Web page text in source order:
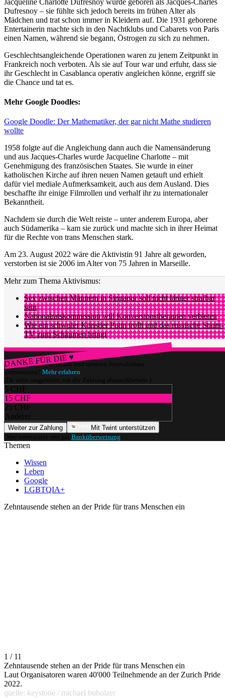
Dufresnoy – sie fühlte sich jedoch bereits im frühen Alter als
Mädchen und trat schon immer in Kleidern auf. Die 1931 geborene
Entertainerin machte sich in den Nachtklubs und Cabarets von Paris
einen Namen, während sie begann, Östrogen zu sich zu nehmen.
Geschlechtsangleichende Operationen waren zu jenem Zeitpunkt in
Frankreich noch verboten. Als sie auf Tour war und erfuhr, dass sie
ihr Geschlecht in Casablanca operativ angleichen könne, ergriff sie
die Chance und tat es.
Mehr Google Doodles:
Google Doodle: Der Mathematiker, der gar nicht Mathe studieren
wollte
1958 folgte auf die Angleichung dann auch die Namensänderung
und aus Jacques-Charles wurde Jacqueline Charlotte – mit
Genehmigung des französischen Staates. Sie wurde in einer
katholischen Kirche auf ihren neuen Namen getauft und erhielt
dafür viel mediale Aufmerksamkeit, auch aus dem Ausland. Dies
beschaffte ihr einige Filmrollen und verhalf ihr zu internationaler
Bekanntheit.
Nachdem sie durch die Welt reiste – unter anderem Europa, aber
auch Südamerika – kam sie zurück und machte sich in ihrer Heimat
für die Rechte von trans Menschen stark.
Am 23. August 2022 wäre die Aktivistin 91 Jahre alt geworden,
verstorben ist sie 2006 im Alter von 75 Jahren in Marseille.
Mehr zum Thema Aktivismus:
Sex zwischen Männern in Singapur soll nicht länger strafbar
sein
Nationalratskommission will Konversionstherapien verbieten
Wie ein schwuler Künstler Putin trollt und das russische Staats-
TV zum Schäumen bringt
DANKE FÜR DIE ♥
Würdest du gerne watson und unseren Journalismus
unterstützen? Mehr erfahren
(Du wirst umgeleitet, um die Zahlung abzuschliessen.)
5 CHF
15 CHF
25 CHF
Anderer
Weiter zur Zahlung
Mit Twint unterstützen
Oder unterstütze uns per Banküberweisung
Themen
Wissen
Leben
Google
LGBTQIA+
Zehntausende stehen an der Pride für trans Menschen ein
1 / 11
Zehntausende stehen an der Pride für trans Menschen ein
Laut Organisatoren waren 40'000 Teilnehmende an der Zurich Pride
2022.
quelle: keystone / michael buholzer